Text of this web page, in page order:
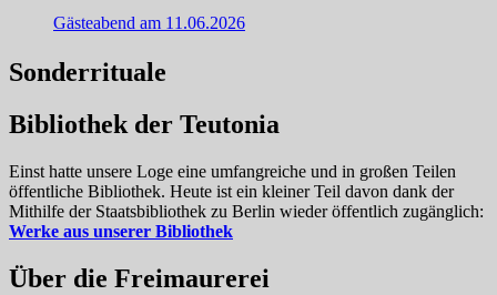
Gästeabend am 11.06.2026
Sonderrituale
Bibliothek der Teutonia
Einst hatte unsere Loge eine umfangreiche und in großen Teilen
öffentliche Bibliothek. Heute ist ein kleiner Teil davon dank der
Mithilfe der Staatsbibliothek zu Berlin wieder öffentlich zugänglich:
Werke aus unserer Bibliothek
Über die Freimaurerei